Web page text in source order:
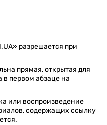
разрешается при
прямая, открытая для
в первом абзаце на
или воспроизведение
содержащих ссылку